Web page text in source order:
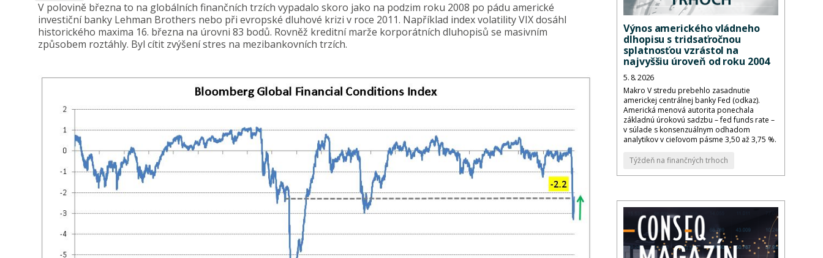
V polovině března to na globálních finančních trzích vypadalo skoro jako na podzim roku 2008 po pádu americké
investiční banky Lehman Brothers nebo při evropské dluhové krizi v roce 2011. Například index volatility VIX dosáhl
historického maxima 16. března na úrovni 83 bodů. Rovněž kreditní marže korporátních dluhopisů se masivním
způsobem roztáhly. Byl cítit zvýšení stres na mezibankovních trzích.
Výnos amerického vládneho
dlhopisu s tridsaťročnou
splatnosťou vzrástol na
najvyššiu úroveň od roku 2004
5. 8. 2026
Makro V stredu prebehlo zasadnutie
americkej centrálnej banky Fed (odkaz).
Americká menová autorita ponechala
základnú úrokovú sadzbu – fed funds rate –
v súlade s konsenzuálnym odhadom
analytikov v cieľovom pásme 3,50 až 3,75 %.
Týždeň na finančných trhoch